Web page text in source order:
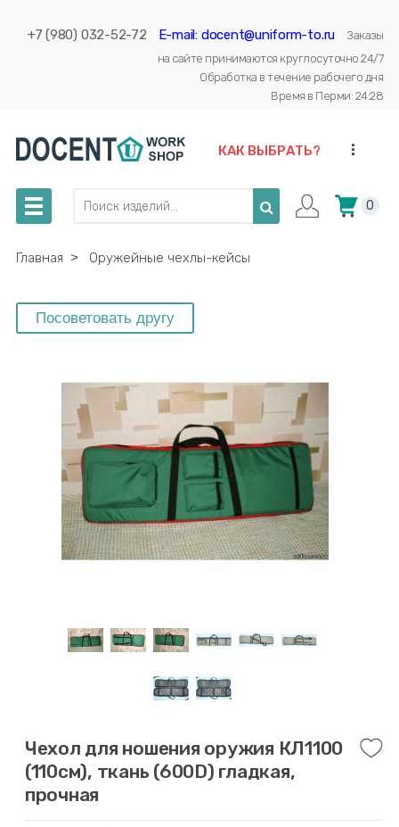
+7 (980) 032-52-72 E-mail: docent@uniform-to.ru
Заказы
на сайте принимаются круглосуточно 24/7
Обработка в течение рабочего дня
Время в Перми: 24:28
КАК ВЫБРАТЬ? ...
0
Главная ˃ Оружейные чехлы-кейсы
Чехол для ношения оружия КЛ1100
(110см), ткань (600D) гладкая,
прочная